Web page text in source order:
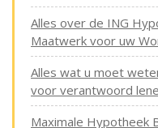
Alles over de ING
Maatwerk voor uw
Alles wat u moet
voor verantwoord
Maximale Hypotheek